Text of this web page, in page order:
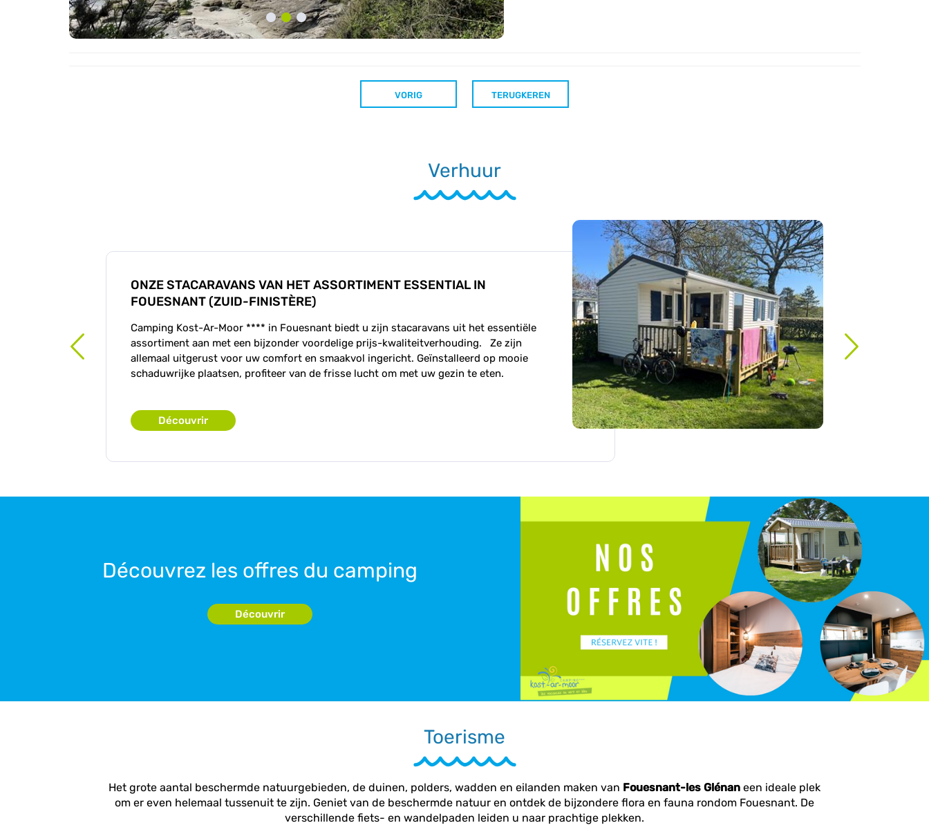
VORIG TERUGKEREN
Verhuur
ONZE STACARAVANS VAN HET ASSORTIMENT ESSENTIAL IN
FOUESNANT (ZUID-FINISTÈRE)
Camping Kost-Ar-Moor **** in Fouesnant biedt u zijn stacaravans uit het essentiële
assortiment aan met een bijzonder voordelige prijs-kwaliteitverhouding. Ze zijn
allemaal uitgerust voor uw comfort en smaakvol ingericht. Geïnstalleerd op mooie
schaduwrijke plaatsen, profiteer van de frisse lucht om met uw gezin te eten.
Découvrir
Découvrez les offres du camping
Découvrir
Toerisme
Het grote aantal beschermde natuurgebieden, de duinen, polders, wadden en eilanden maken van Fouesnant-les Glénan een ideale plek
om er even helemaal tussenuit te zijn. Geniet van de beschermde natuur en ontdek de bijzondere flora en fauna rondom Fouesnant. De
verschillende fiets- en wandelpaden leiden u naar prachtige plekken.